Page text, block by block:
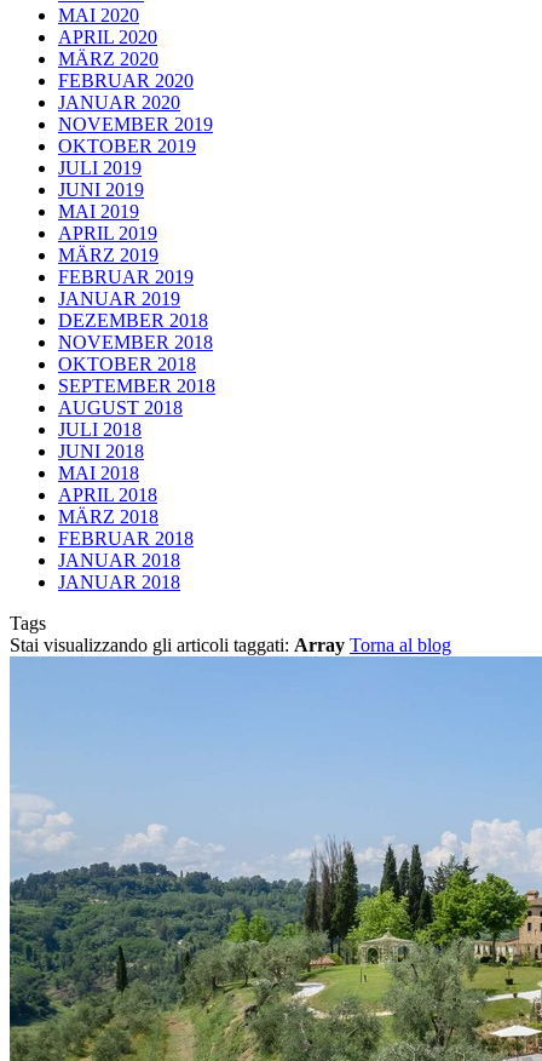
MAI 2020
APRIL 2020
MÄRZ 2020
FEBRUAR 2020
JANUAR 2020
NOVEMBER 2019
OKTOBER 2019
JULI 2019
JUNI 2019
MAI 2019
APRIL 2019
MÄRZ 2019
FEBRUAR 2019
JANUAR 2019
DEZEMBER 2018
NOVEMBER 2018
OKTOBER 2018
SEPTEMBER 2018
AUGUST 2018
JULI 2018
JUNI 2018
MAI 2018
APRIL 2018
MÄRZ 2018
FEBRUAR 2018
JANUAR 2018
JANUAR 2018
Tags
Stai visualizzando gli articoli taggati: Array Torna al blog